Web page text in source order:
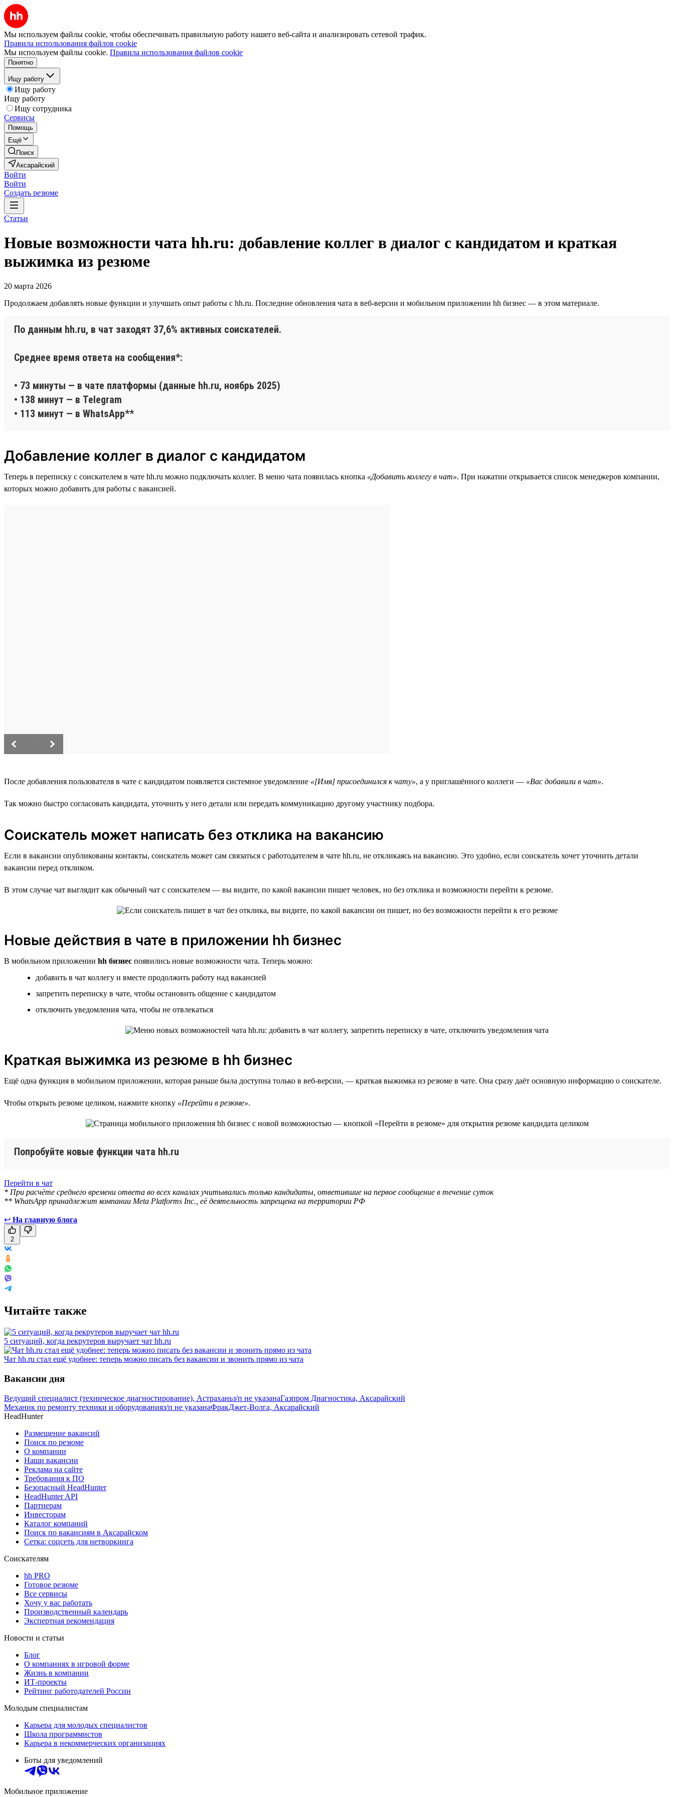
Мы используем файлы cookie, чтобы обеспечивать правильную работу нашего веб-сайта и анализировать сетевой трафик.
Правила использования файлов cookie
Мы используем файлы cookie. Правила использования файлов cookie
Понятно
Ищу работу
Ищу работу
Ищу работу
Ищу сотрудника
Сервисы
Помощь
Ещё
Поиск
Аксарайский
Войти
Войти
Создать резюме
Статьи
Новые возможности чата hh.ru: добавление коллег в диалог с кандидатом и краткая
выжимка из резюме
20 марта 2026
Продолжаем добавлять новые функции и улучшать опыт работы с hh.ru. Последние обновления чата в веб-версии и мобильном приложении hh бизнес — в этом материале.
По данным hh.ru, в чат заходят 37,6% активных соискателей.
Среднее время ответа на сообщения*:
• 73 минуты — в чате платформы (данные hh.ru, ноябрь 2025)
• 138 минут — в Telegram
• 113 минут — в WhatsApp**
Добавление коллег в диалог с кандидатом
Теперь в переписку с соискателем в чате hh.ru можно подключать коллег. В меню чата появилась кнопка «Добавить коллегу в чат». При нажатии открывается список менеджеров компании,
которых можно добавить для работы с вакансией.
После добавления пользователя в чате с кандидатом появляется системное уведомление «[Имя] присоединился к чату», а у приглашённого коллеги — «Вас добавили в чат».
Так можно быстро согласовать кандидата, уточнить у него детали или передать коммуникацию другому участнику подбора.
Соискатель может написать без отклика на вакансию
Если в вакансии опубликованы контакты, соискатель может сам связаться с работодателем в чате hh.ru, не откликаясь на вакансию. Это удобно, если соискатель хочет уточнить детали
вакансии перед откликом.
В этом случае чат выглядит как обычный чат с соискателем — вы видите, по какой вакансии пишет человек, но без отклика и возможности перейти к резюме.
Новые действия в чате в приложении hh бизнес
В мобильном приложении hh бизнес появились новые возможности чата. Теперь можно:
добавить в чат коллегу и вместе продолжить работу над вакансией
запретить переписку в чате, чтобы остановить общение с кандидатом
отключить уведомления чата, чтобы не отвлекаться
Краткая выжимка из резюме в hh бизнес
Ещё одна функция в мобильном приложении, которая раньше была доступна только в веб-версии, — краткая выжимка из резюме в чате. Она сразу даёт основную информацию о соискателе.
Чтобы открыть резюме целиком, нажмите кнопку «Перейти в резюме».
Попробуйте новые функции чата hh.ru
Перейти в чат
* При расчёте среднего времени ответа во всех каналах учитывались только кандидаты, ответившие на первое сообщение в течение суток
** WhatsApp принадлежит компании Meta Platforms Inc., её деятельность запрещена на территории РФ
↩ На главную блога
2
Читайте также
5 ситуаций, когда рекрутеров выручает чат hh.ru
Чат hh.ru стал ещё удобнее: теперь можно писать без вакансии и звонить прямо из чата
Вакансии дня
Ведущий специалист (техническое диагностирование), Астраханьз/п не указанаГазпром Диагностика, Аксарайский
Механик по ремонту техники и оборудованияз/п не указанаФракДжет-Волга, Аксарайский
HeadHunter
Размещение вакансий
Поиск по резюме
О компании
Наши вакансии
Реклама на сайте
Требования к ПО
Безопасный HeadHunter
HeadHunter API
Партнерам
Инвесторам
Каталог компаний
Поиск по вакансиям в Аксарайском
Сетка: соцсеть для нетворкинга
Соискателям
hh PRO
Готовое резюме
Все сервисы
Хочу у вас работать
Производственный календарь
Экспертная рекомендация
Новости и статьи
Блог
О компаниях в игровой форме
Жизнь в компании
ИТ-проекты
Рейтинг работодателей России
Молодым специалистам
Карьера для молодых специалистов
Школа программистов
Карьера в некоммерческих организациях
Боты для уведомлений
Мобильное приложение